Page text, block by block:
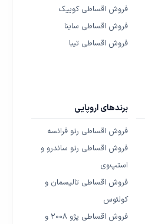
فروش اقساطی کوییک
فروش اقساطی ساینا
فروش اقساطی تیبا
برندهای اروپایی
فروش اقساطی رنو فرانسه
فروش اقساطی رنو ساندرو و
استپ‌وی
فروش اقساطی تالیسمان و
کولئوس
فروش اقساطی پژو ۲۰۰۸ و